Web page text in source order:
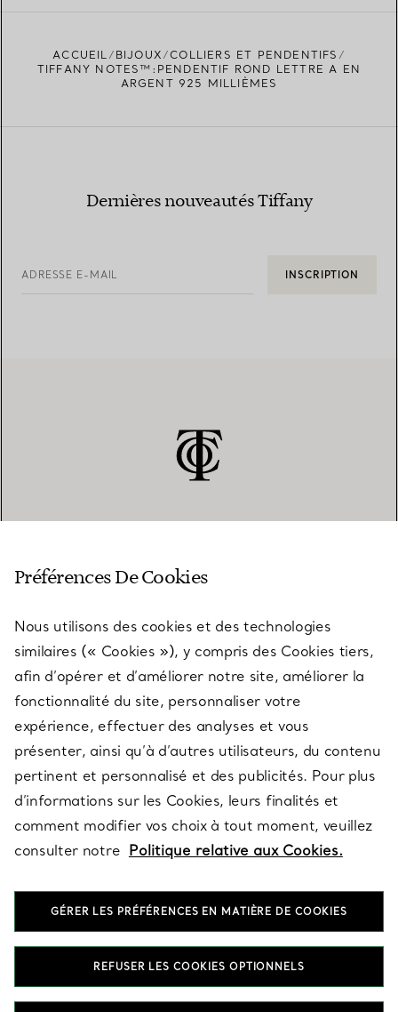
TROUVEZ LA BOUTIQUE LA PLUS PROCHE
ACCUEIL BIJOUX
COLLIERS ET PENDENTIFS
TIFFANY NOTES™:PENDENTIF ROND LETTRE A EN
ARGENT 925 MILLIÈMES
Dernières nouveautés Tiffany
ADRESSE E-MAIL INSCRIPTION
SERVICES
À PROPOS
QUESTIONS LÉGALES
SUIVEZ-NOUS
T&Co. 2026
Préférences De Cookies
Nous utilisons des cookies et des technologies
similaires (« Cookies »), y compris des Cookies tiers,
afin d’opérer et d’améliorer notre site, améliorer la
fonctionnalité du site, personnaliser votre
expérience, effectuer des analyses et vous
présenter, ainsi qu’à d’autres utilisateurs, du contenu
pertinent et personnalisé et des publicités. Pour plus
d’informations sur les Cookies, leurs finalités et
comment modifier vos choix à tout moment, veuillez
consulter notre Politique relative aux Cookies.
GÉRER LES PRÉFÉRENCES EN MATIÈRE DE COOKIES
REFUSER LES COOKIES OPTIONNELS